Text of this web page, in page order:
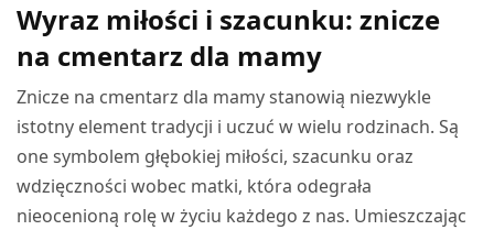
Wyraz miłości i szacunku: znicze
na cmentarz dla mamy
Znicze na cmentarz dla mamy stanowią niezwykle
istotny element tradycji i uczuć w wielu rodzinach. Są
one symbolem głębokiej miłości, szacunku oraz
wdzięczności wobec matki, która odegrała
nieocenioną rolę w życiu każdego z nas. Umieszczając